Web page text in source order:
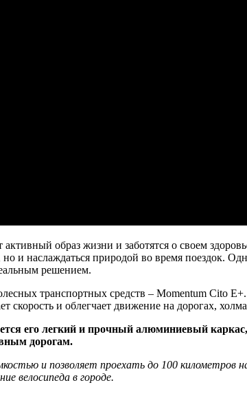
образ жизни и заботятся о своем
и наслаждаться природой во время поездок.
решением.
транспортных средств – Momentum Cito
скорость и облегчает движение на дорогах,
его легкий и прочный алюминиевый
дорогам.
и позволяет проехать до 100
велосипеда в городе.